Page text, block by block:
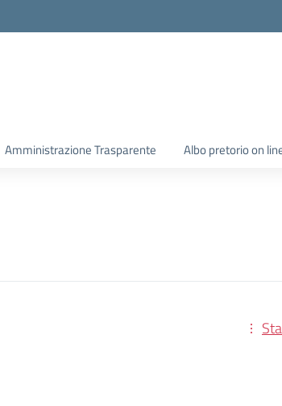
Amministrazione Trasparente Albo pretorio on